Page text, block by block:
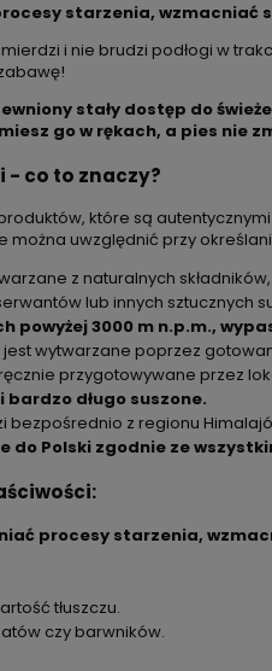
starzenia,
i nie brudzi podłogi w
stały dostęp do
go w rękach, a pies nie
- co to znaczy?
które są
można uwzględnić przy
z naturalnych
lub innych sztucznych
powyżej 3000 m n.p.m.,
wytwarzane poprzez
przygotowywane przez
długo suszone.
bezpośrednio z regionu
do Polski zgodnie ze
procesy starzenia,
tłuszczu.
czy barwników.